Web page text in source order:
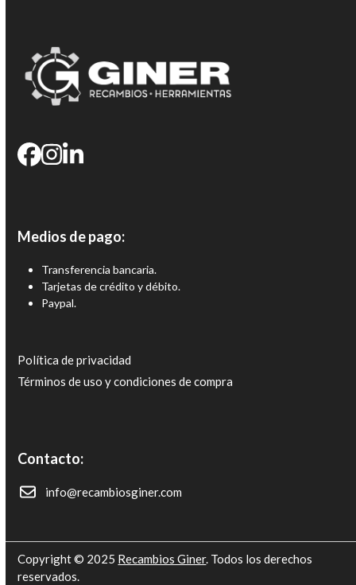
Medios de pago:
Transferencia bancaria.
Tarjetas de crédito y débito.
Paypal.
Política de privacidad
Términos de uso y condiciones de compra
Contacto:
info@recambiosginer.com
Copyright © 2025 Recambios Giner. Todos los derechos
reservados.